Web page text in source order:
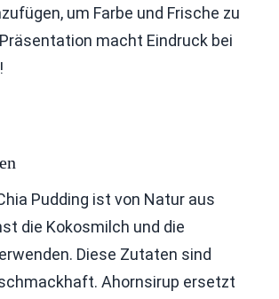
um Farbe und Frische zu
macht Eindruck bei
Pudding ist von Natur aus
die Kokosmilch und die
Diese Zutaten sind
Ahornsirup ersetzt